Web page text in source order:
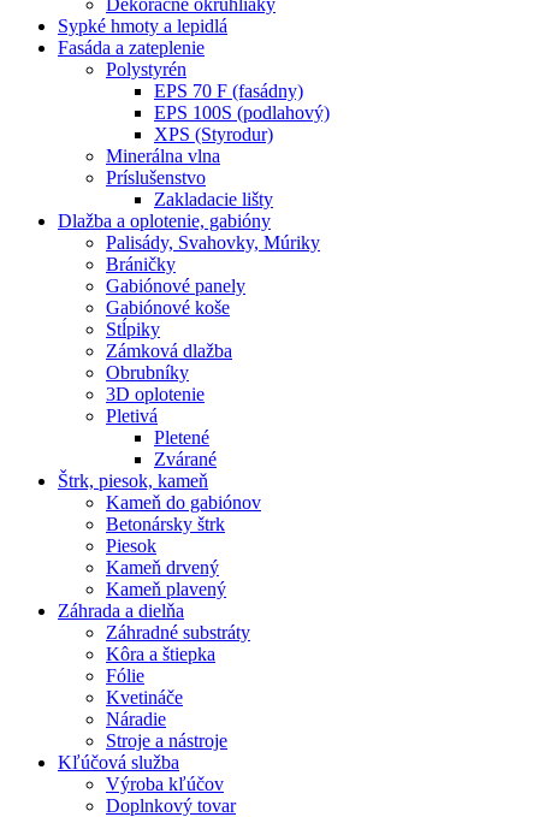
Dekoračné okrúhliaky
Sypké hmoty a lepidlá
Fasáda a zateplenie
Polystyrén
EPS 70 F (fasádny)
EPS 100S (podlahový)
XPS (Styrodur)
Minerálna vlna
Príslušenstvo
Zakladacie lišty
Dlažba a oplotenie, gabióny
Palisády, Svahovky, Múriky
Bráničky
Gabiónové panely
Gabiónové koše
Stĺpiky
Zámková dlažba
Obrubníky
3D oplotenie
Pletivá
Pletené
Zvárané
Štrk, piesok, kameň
Kameň do gabiónov
Betonársky štrk
Piesok
Kameň drvený
Kameň plavený
Záhrada a dielňa
Záhradné substráty
Kôra a štiepka
Fólie
Kvetináče
Náradie
Stroje a nástroje
Kľúčová služba
Výroba kľúčov
Doplnkový tovar